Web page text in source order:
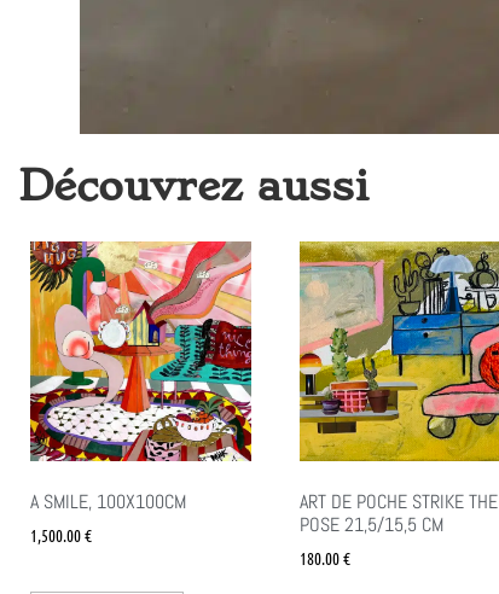
Découvrez aussi
A SMILE, 100X100CM
1,500.00€
ART DE POCHE STRIKE THE
POSE 21,5/15,5 CM
180.00€